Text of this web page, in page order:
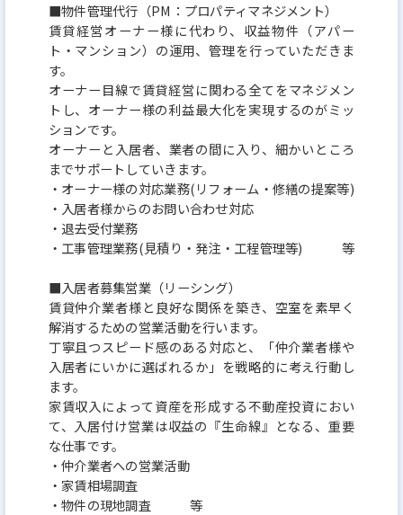
■物件管理代行（PM：プロパティマネジメント）
賃貸経営オーナー様に代わり、収益物件（アパー
ト・マンション）の運用、管理を行っていただきま
す。
オーナー目線で賃貸経営に関わる全てをマネジメン
トし、オーナー様の利益最大化を実現するのがミッ
ションです。
オーナーと入居者、業者の間に入り、細かいところ
までサポートしていきます。
・オーナー様の対応業務(リフォーム・修繕の提案等)
・入居者様からのお問い合わせ対応
・退去受付業務
・工事管理業務(見積り・発注・工程管理等) 等
■入居者募集営業（リーシング）
賃貸仲介業者様と良好な関係を築き、空室を素早く
解消するための営業活動を行います。
丁寧且つスピード感のある対応と、「仲介業者様や
入居者にいかに選ばれるか」を戦略的に考え行動し
ます。
家賃収入によって資産を形成する不動産投資におい
て、入居付け営業は収益の『生命線』となる、重要
な仕事です。
・仲介業者への営業活動
・家賃相場調査
・物件の現地調査 等